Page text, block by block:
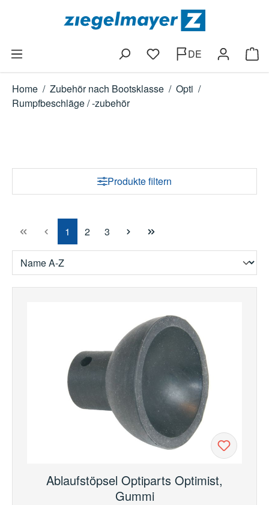
Zum Hauptinhalt springen
Du hast 0 Produkte auf
DE
Home / Zubehör nach Bootsklasse / Opti /
Rumpfbeschläge / -zubehör
Produkte filtern
Seite
1 Seite
2 Seite
3
Ablaufstöpsel Optiparts Optimist,
Gummi